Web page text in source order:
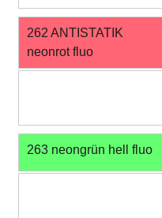
262 ANTISTATIK
neonrot fluo
263 neongrün hell fluo